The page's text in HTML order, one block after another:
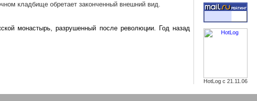
кладбище обретает законченный внешний вид.
монастырь, разрушенный после революции. Год назад
HotLog с 21.11.06